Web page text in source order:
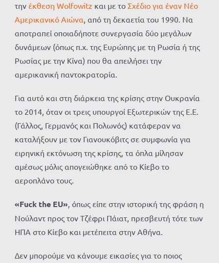
την έκθεση Wolfowitz και με το Σχέδιο για έναν Nέο
Αμερικανικό Αιώνα, από τη δεκαετία του 1990. Να
αποτραπεί οποιαδήποτε συνεργασία δύο μεγάλων
δυνάμεων (όπως π.χ. της Ευρώπης με τη Ρωσία ή της
Ρωσίας με την Κίνα) που θα απειλήσει την
αμερικανική παντοκρατορία.
Για αυτό και στη διάρκεια της κρίσης στην Ουκρανία
το 2014, όταν οι τρεις υπουργοί Εξωτερικών της Ε.Ε.
(Γάλλος, Γερμανός και Πολωνός) κατάφεραν να
καταλήξουν με τον Γιανουκόβιτς σε συμφωνία για
ειρηνική εκτόνωση της κρίσης, τα όπλα μίλησαν
αμέσως μόλις απογειώθηκε από το Κίεβο το
αεροπλάνο τους.
«Fuck the EU», όπως είπε στην ιστορική της φράση η
Νούλαντ προς τον Τζέφρι Πάιατ, πρεσβευτή τότε των
ΗΠΑ στο Κίεβο και μετέπειτα στην Αθήνα.
Δεν μπορούμε να κάνουμε εικασίες για το ποιος